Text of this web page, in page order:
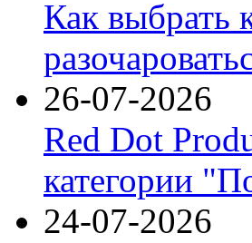
Как выбрать
26-07-2026
Red Dot
категории
24-07-2026